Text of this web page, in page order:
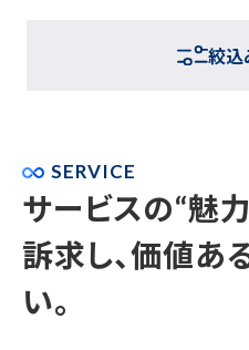
絞込
SERVICE
サービスの“魅
訴求し、価値あ
い。